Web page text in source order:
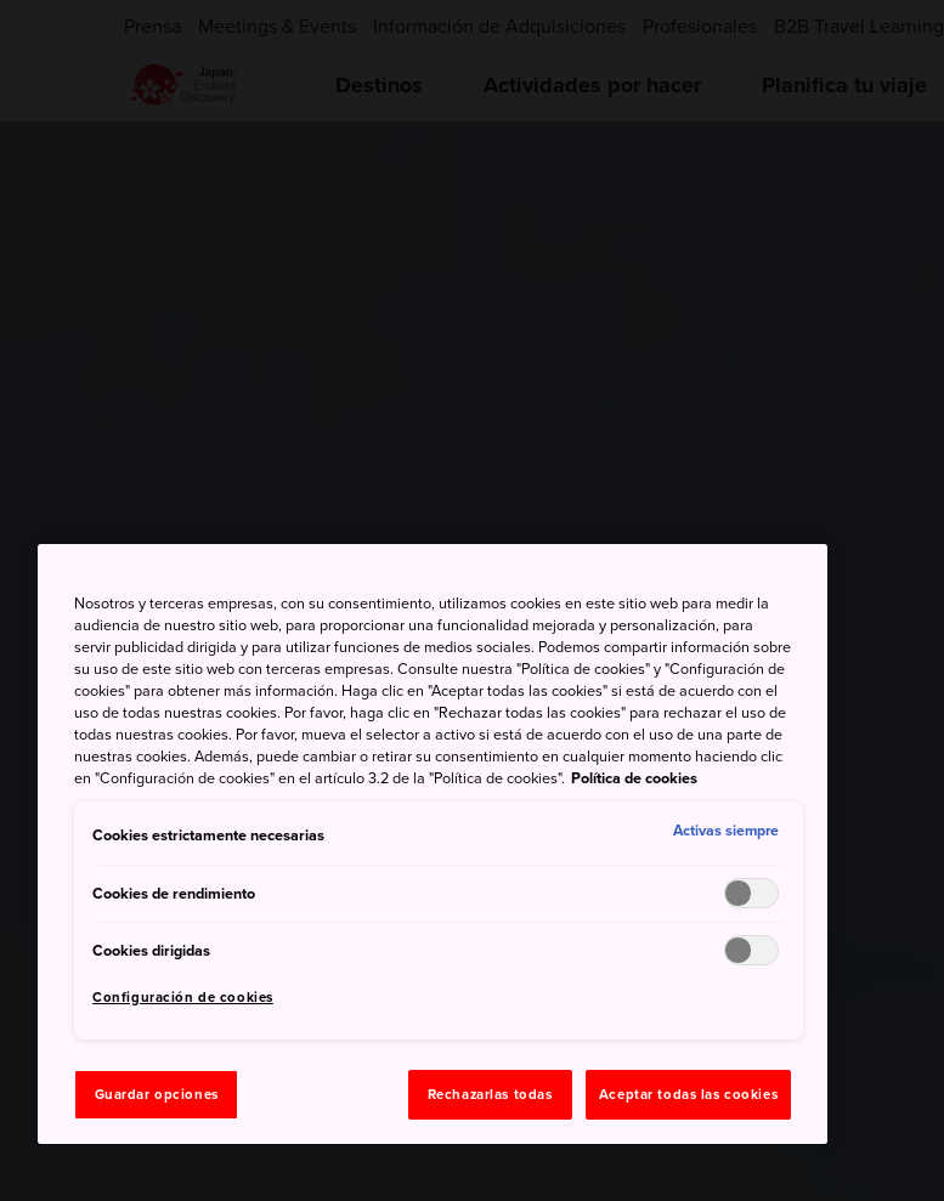
Prensa Meetings & Events Información de Adquisiciones Profesionales B2B Travel Learning
Destinos Actividades por hacer Planifica tu viaje
Nosotros y terceras empresas, con su consentimiento, utilizamos cookies en este sitio web para medir la
audiencia de nuestro sitio web, para proporcionar una funcionalidad mejorada y personalización, para
servir publicidad dirigida y para utilizar funciones de medios sociales. Podemos compartir información sobre
su uso de este sitio web con terceras empresas. Consulte nuestra "Política de cookies" y "Configuración de
cookies" para obtener más información. Haga clic en "Aceptar todas las cookies" si está de acuerdo con el
uso de todas nuestras cookies. Por favor, haga clic en "Rechazar todas las cookies" para rechazar el uso de
todas nuestras cookies. Por favor, mueva el selector a activo si está de acuerdo con el uso de una parte de
nuestras cookies. Además, puede cambiar o retirar su consentimiento en cualquier momento haciendo clic
en "Configuración de cookies" en el artículo 3.2 de la "Política de cookies". Política de cookies
Cookies estrictamente necesarias Activas siempre
Cookies de rendimiento
Cookies dirigidas
Configuración de cookies
Guardar opciones Rechazarlas todas Aceptar todas las cookies